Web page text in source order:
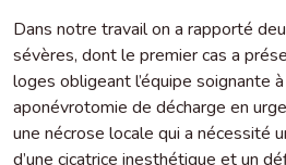
Dans notre travail on a rapporté
sévères, dont le premier cas a
loges obligeant l’équipe soignante
aponévrotomie de décharge en
une nécrose locale qui a nécessité
d’une cicatrice inesthétique et un